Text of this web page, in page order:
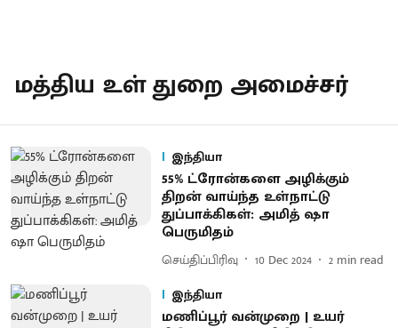
மத்திய உள் துறை அமைச்சர்
இந்தியா
55% ட்ரோன்களை அழிக்கும்
திறன் வாய்ந்த உள்நாட்டு
துப்பாக்கிகள்: அமித் ஷா
பெருமிதம்
செய்திப்பிரிவு 10 Dec 2024 2 min read
இந்தியா
மணிப்பூர் வன்முறை | உயர்